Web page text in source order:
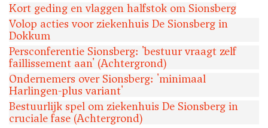
Kort geding en vlaggen halfstok om Sionsberg
Volop acties voor ziekenhuis De Sionsberg in
Dokkum
Persconferentie Sionsberg: 'bestuur vraagt zelf
faillissement aan' (Achtergrond)
Ondernemers over Sionsberg: 'minimaal
Harlingen-plus variant'
Bestuurlijk spel om ziekenhuis De Sionsberg in
cruciale fase (Achtergrond)